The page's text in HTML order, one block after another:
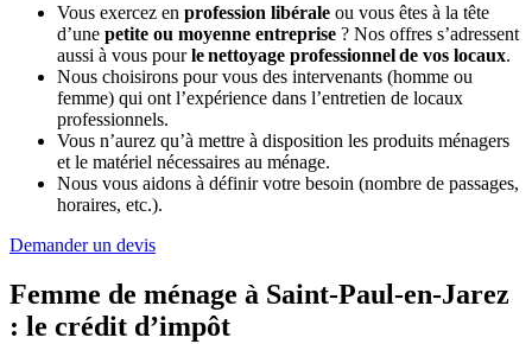
Vous exercez en profession libérale ou vous êtes à la tête
d’une petite ou moyenne entreprise ? Nos offres s’adressent
aussi à vous pourle nettoyage professionnel de vos locaux.
Nous choisirons pour vous des intervenants (homme ou
femme) qui ont l’expérience dans l’entretien de locaux
professionnels.
Vous n’aurez qu’à mettre à disposition les produits ménagers
et le matériel nécessaires au ménage.
Nous vous aidons à définir votre besoin (nombre de passages,
horaires, etc.).
Demander un devis
Femme de ménage à Saint-Paul-en-Jarez
: le crédit d’impôt